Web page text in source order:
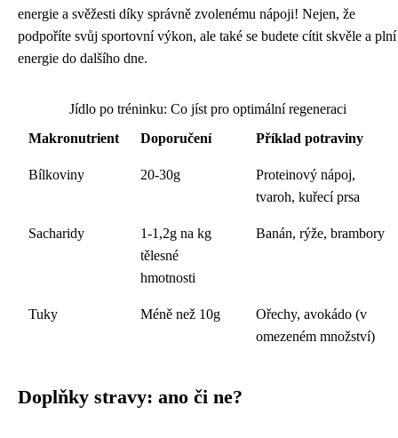
energie a svěžesti díky správně zvolenému nápoji! Nejen, že
podpoříte svůj sportovní výkon, ale také se budete cítit skvěle a plní
energie do dalšího dne.
Jídlo po tréninku: Co jíst pro optimální regeneraci
Makronutrient
Doporučení Příklad potraviny
Bílkoviny 20-30g
Proteinový nápoj,
tvaroh, kuřecí prsa
Sacharidy
1-1,2g na kg
tělesné
hmotnosti
Banán, rýže, brambory
Tuky Méně než 10g
Ořechy, avokádo (v
omezeném množství)
Doplňky stravy: ano či ne?